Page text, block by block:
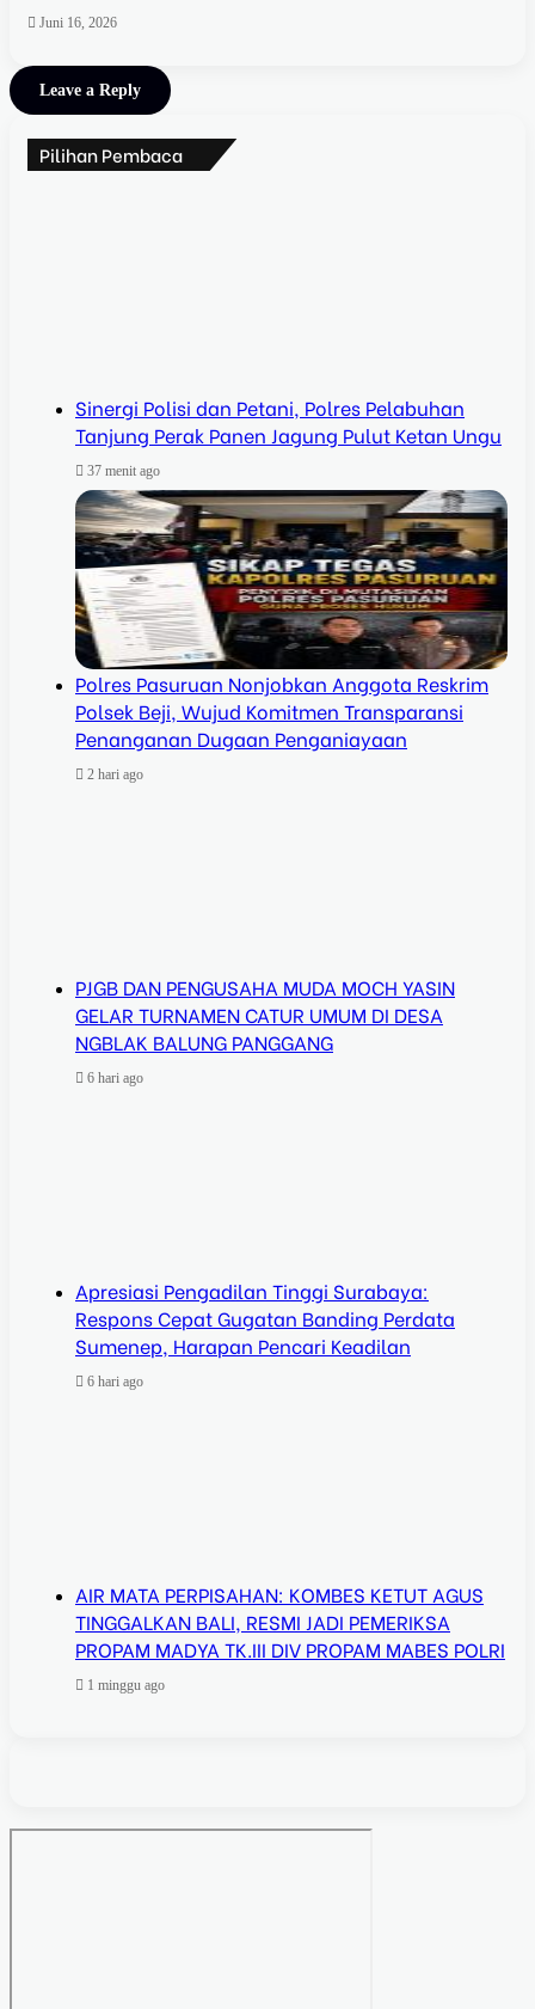
Juni 16, 2026
Leave a Reply
Pilihan Pembaca
Sinergi Polisi dan Petani, Polres Pelabuhan
Tanjung Perak Panen Jagung Pulut Ketan Ungu
37 menit ago
Polres Pasuruan Nonjobkan Anggota Reskrim
Polsek Beji, Wujud Komitmen Transparansi
Penanganan Dugaan Penganiayaan
2 hari ago
PJGB DAN PENGUSAHA MUDA MOCH YASIN
GELAR TURNAMEN CATUR UMUM DI DESA
NGBLAK BALUNG PANGGANG
6 hari ago
Apresiasi Pengadilan Tinggi Surabaya:
Respons Cepat Gugatan Banding Perdata
Sumenep, Harapan Pencari Keadilan
6 hari ago
AIR MATA PERPISAHAN: KOMBES KETUT AGUS
TINGGALKAN BALI, RESMI JADI PEMERIKSA
PROPAM MADYA TK.III DIV PROPAM MABES POLRI
1 minggu ago